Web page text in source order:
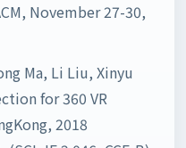
November 27-30,
Ma, Li Liu, Xinyu
for 360 VR
2018